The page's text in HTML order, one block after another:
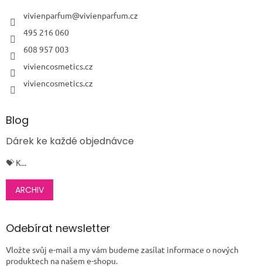
vivienparfum@vivienparfum.cz
495 216 060
608 957 003
viviencosmetics.cz
viviencosmetics.cz
Blog
Dárek ke každé objednávce
💝 K...
ARCHIV
Odebírat newsletter
Vložte svůj e-mail a my vám budeme zasílat informace o nových
produktech na našem e-shopu.